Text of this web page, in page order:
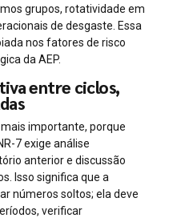
grupos, rotatividade em
de desgaste. Essa
nos fatores de risco
da AEP.
entre ciclos,
importante, porque
7 exige análise
anterior e discussão
Isso significa que a
números soltos; ela deve
verificar